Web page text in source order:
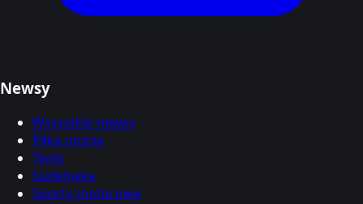
Newsy
Wszystkie newsy
Piłka nożna
Tenis
Siatkówka
Sporty motorowe